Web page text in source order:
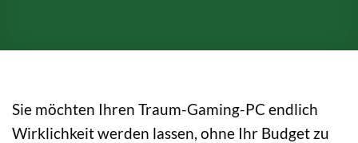
Sie möchten Ihren Traum-Gaming-PC endlich
Wirklichkeit werden lassen, ohne Ihr Budget zu